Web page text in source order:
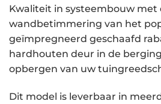
Kwaliteit in systeembouw met
wandbetimmering van het
geïmpregneerd geschaafd
hardhouten deur in de
opbergen van uw
Dit model is leverbaar in